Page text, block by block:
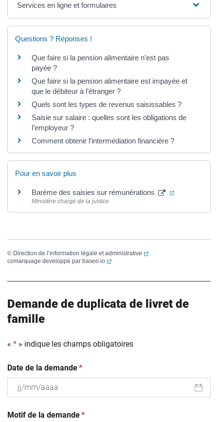
Services en ligne et formulaires
Questions ? Réponses !
Que faire si la pension alimentaire n’est pas
payée ?
Que faire si la pension alimentaire est impayée et
que le débiteur à l’étranger ?
Quels sont les types de revenus saisissables ?
Saisie sur salaire : quelles sont les obligations de
l’employeur ?
Comment obtenir l’intermédiation financière ?
Pour en savoir plus
Barème des saisies sur rémunérations (ouverture
Ministère chargé de la justice
© Direction de l’information légale et administrative
(ouverture dans un
comarquage developpé par baseo.io (ouverture dans un nouvel onglet)
Demande de duplicata de livret de
famille
« * » indique les champs obligatoires
Date de la demande(obligatoire)
*
slash
Motif de la demande(obligatoire)
*